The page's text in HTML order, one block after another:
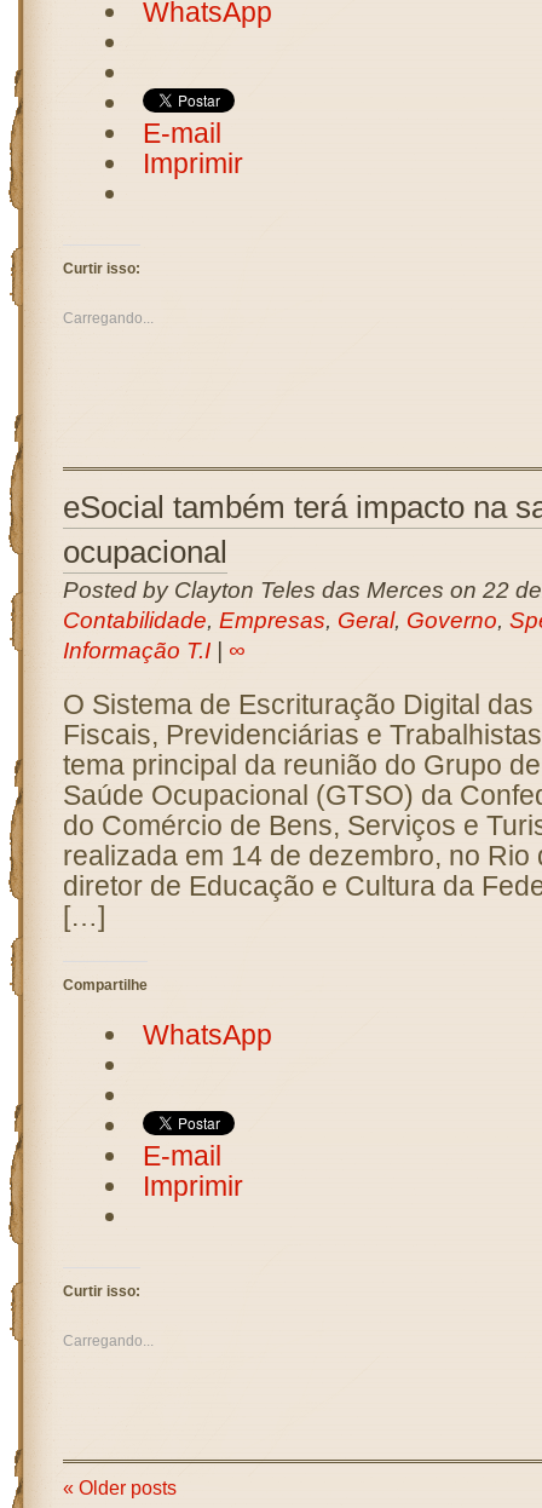
WhatsApp
E-mail
Imprimir
Curtir isso:
Carregando...
eSocial também terá impacto na
ocupacional
Posted by Clayton Teles das Merces on 22
Contabilidade, Empresas, Geral, Governo,
Informação T.I| ∞
O Sistema de Escrituração Digital
Fiscais, Previdenciárias e
tema principal da reunião do Grupo
Saúde Ocupacional (GTSO) da
do Comércio de Bens, Serviços e
realizada em 14 de dezembro, no Rio
diretor de Educação e Cultura da
[…]
Compartilhe
WhatsApp
E-mail
Imprimir
Curtir isso:
Carregando...
« Older posts